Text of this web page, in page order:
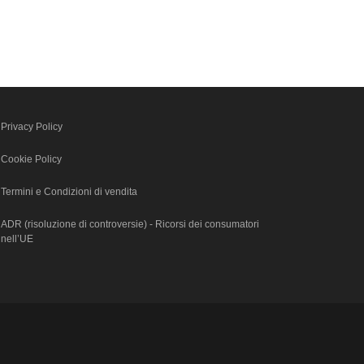
Privacy Policy
Cookie Policy
Termini e Condizioni di vendita
ADR (risoluzione di controversie) - Ricorsi dei consumatori
nell’UE